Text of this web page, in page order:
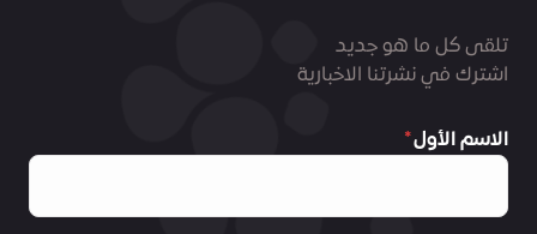
تلقى كل ما هو جديد
اشترك في نشرتنا الاخبارية
الاسم الأول